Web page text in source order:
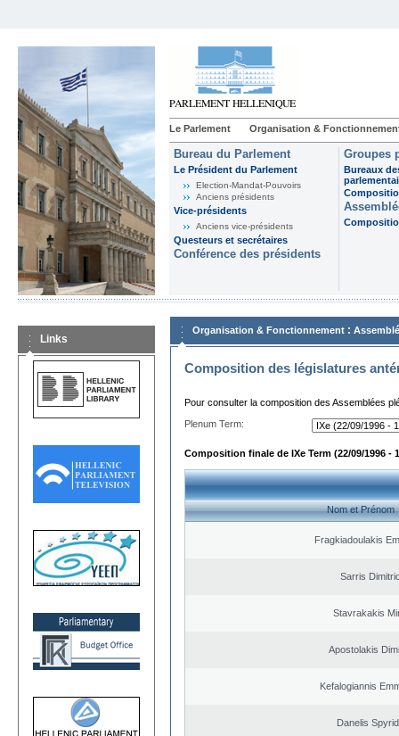
Le Parlement Organisation &
Bureau du Parlement
Le Président du Parlement
Election-Mandat-Pouvoirs
Anciens présidents
Vice-présidents
Anciens vice-présidents
Questeurs et secrétaires
Conférence des présidents
Groupes
Bureaux
Links
Organisation & Fonctionnement :
Composition des législatures
Pour consulter la composition des Assemblées
Plenum Term:
Composition finale de IXe Term (22/09/1996 -
Nom et Prénom
Fragkiadoulakis
Sarris
Stavrakakis
Apostolakis
Kefalogiannis
Danelis